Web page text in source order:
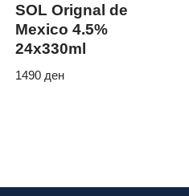
SOL Orignal de
Mexico 4.5%
24x330ml
1490 ден